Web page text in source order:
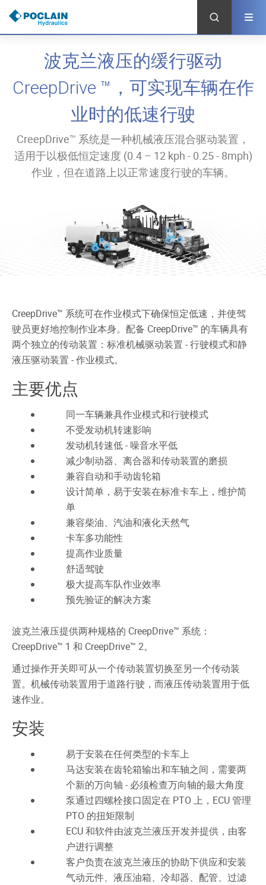
转
主
波克兰液压的缓行驱动
CreepDrive ™，可实现车辆在作
业时的低速行驶
CreepDrive™ 系统是一种机械液压混合驱动装置，
适用于以极低恒定速度 (0.4 – 12 kph - 0.25 - 8mph)
作业，但在道路上以正常速度行驶的车辆。
CreepDrive™ 系统可在作业模式下确保恒定低速，并使驾
驶员更好地控制作业本身。配备 CreepDrive™ 的车辆具有
两个独立的传动装置：标准机械驱动装置 - 行驶模式和静
液压驱动装置 - 作业模式。
主要优点
同一车辆兼具作业模式和行驶模式
不受发动机转速影响
发动机转速低 - 噪音水平低
减少制动器、离合器和传动装置的磨损
兼容自动和手动齿轮箱
设计简单，易于安装在标准卡车上，维护简
单
兼容柴油、汽油和液化天然气
卡车多功能性
提高作业质量
舒适驾驶
极大提高车队作业效率
预先验证的解决方案
波克兰液压提供两种规格的 CreepDrive™ 系统：
CreepDrive™ 1 和 CreepDrive™ 2。
通过操作开关即可从一个传动装置切换至另一个传动装
置。机械传动装置用于道路行驶，而液压传动装置用于低
速作业。
安装
易于安装在任何类型的卡车上
马达安装在齿轮箱输出和车轴之间，需要两
个新的万向轴 - 必须检查万向轴的最大角度
泵通过四螺栓接口固定在 PTO 上，ECU 管理
PTO 的扭矩限制
ECU 和软件由波克兰液压开发并提供，由客
户进行调整
客户负责在波克兰液压的协助下供应和安装
气动元件、液压油箱、冷却器、配管、过滤